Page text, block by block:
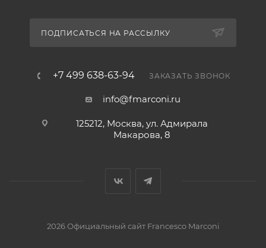
ПОДПИСАТЬСЯ НА РАССЫЛКУ
+7 499 638-63-94 ЗАКАЗАТЬ ЗВОНОК
info@fmarconi.ru
125212, Москва, ул. Адмирала
Макарова, 8
2026 Официальный сайт Francesco Marconi